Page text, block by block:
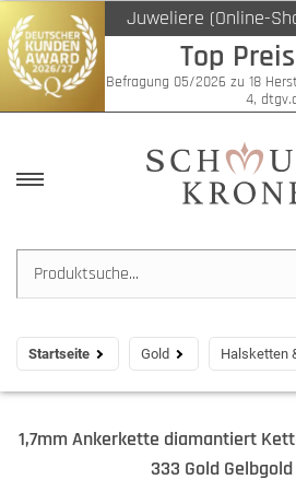
Juweliere (Online-
Top
Befragung 05/2026 zu 18
4,
Startseite Gold Halsketten
1,7mm Ankerkette diamantiert
333 Gold